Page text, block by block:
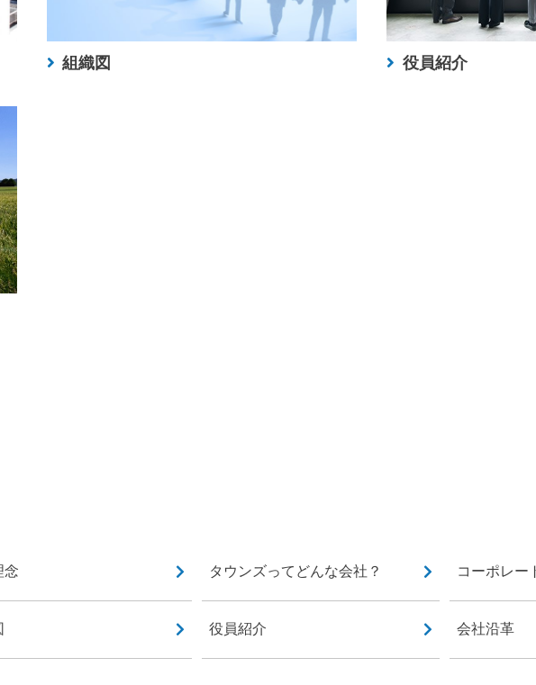
組織図 役員紹介
念 タウンズってどんな会社？ コーポレー
役員紹介 会社沿革